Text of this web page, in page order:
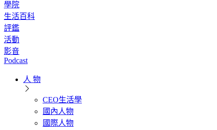
學院
生活百科
評鑑
活動
影音
Podcast
人 物
CEO生活學
國內人物
國際人物